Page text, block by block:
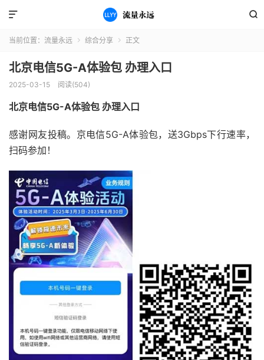


当前位置： 流量永远  综合分享  正文
北京电信5G-A体验包 办理入口
2025-03-15 阅读(504)
北京电信5G-A体验包 办理入口
感谢网友投稿。京电信5G-A体验包，送3Gbps下行速率，
扫码参加！